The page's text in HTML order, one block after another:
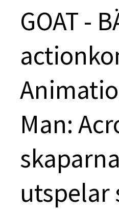
GOAT -
Man:
utspelar